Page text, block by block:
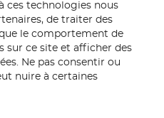
ces technologies nous
de traiter des
le comportement de
sur ce site et afficher des
Ne pas consentir ou
nuire à certaines